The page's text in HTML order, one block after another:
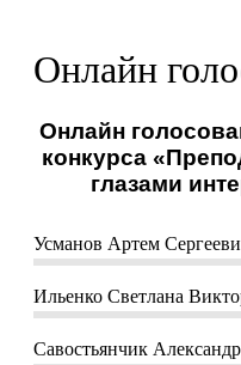
Онлайн
Онлайн
конкурса
глазами
Усманов Артем
Ильенко Светлана
Савостьянчик